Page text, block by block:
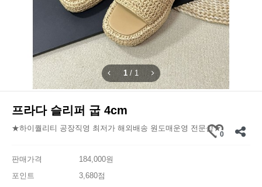
1/ 1
프라다 슬리퍼 굽 4cm
★하이퀄리티 공장직영 최저가 해외배송 원도매운영 전문샵★
0
판매가격
184,000원
포인트
3,680점